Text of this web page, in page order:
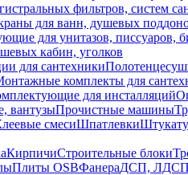
фильтров, систем
для ванн, душевых
для унитазов, писсуаров,
кабин, уголков
для сантехники
комплекты для
для инсталляций
вантузыПрочистные машины
смесиШпатлевки
КирпичиСтроительные блоки
Плиты OSBФанераДСП, ЛДСП